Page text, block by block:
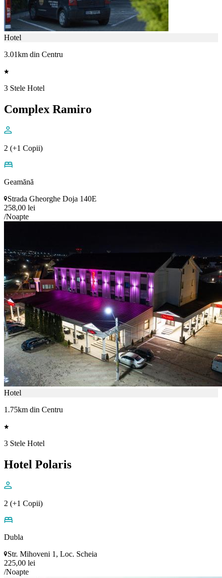
Hotel
3.01km din Centru
3 Stele Hotel
Complex Ramiro
2 (+1 Copii)
Geamănă
Strada Gheorghe Doja 140E
258,00 lei
/Noapte
Hotel
1.75km din Centru
3 Stele Hotel
Hotel Polaris
2 (+1 Copii)
Dubla
Str. Mihoveni 1, Loc. Scheia
225,00 lei
/Noapte